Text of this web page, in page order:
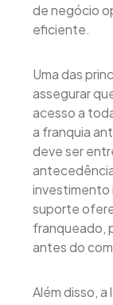
de negócio
eficiente.
Uma das
assegurar
acesso a
a franquia
deve ser
investimento
suporte
franqueado,
antes do
Além disso,